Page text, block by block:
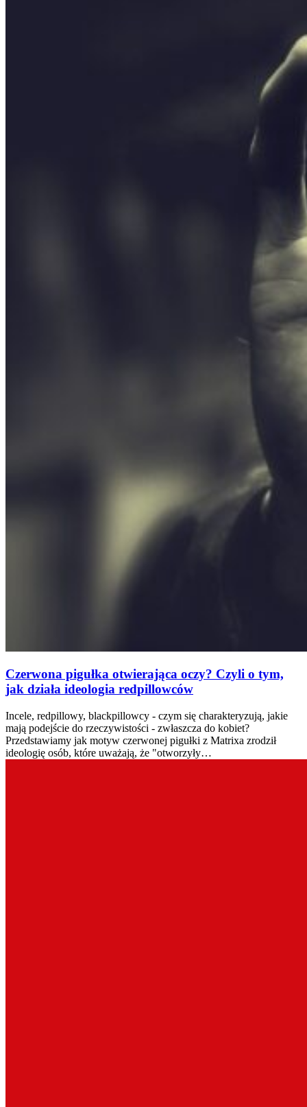
Czerwona pigułka otwierająca oczy? Czyli o tym,
jak działa ideologia redpillowców
Incele, redpillowy, blackpillowcy - czym się charakteryzują, jakie
mają podejście do rzeczywistości - zwłaszcza do kobiet?
Przedstawiamy jak motyw czerwonej pigułki z Matrixa zrodził
ideologię osób, które uważają, że "otworzyły…